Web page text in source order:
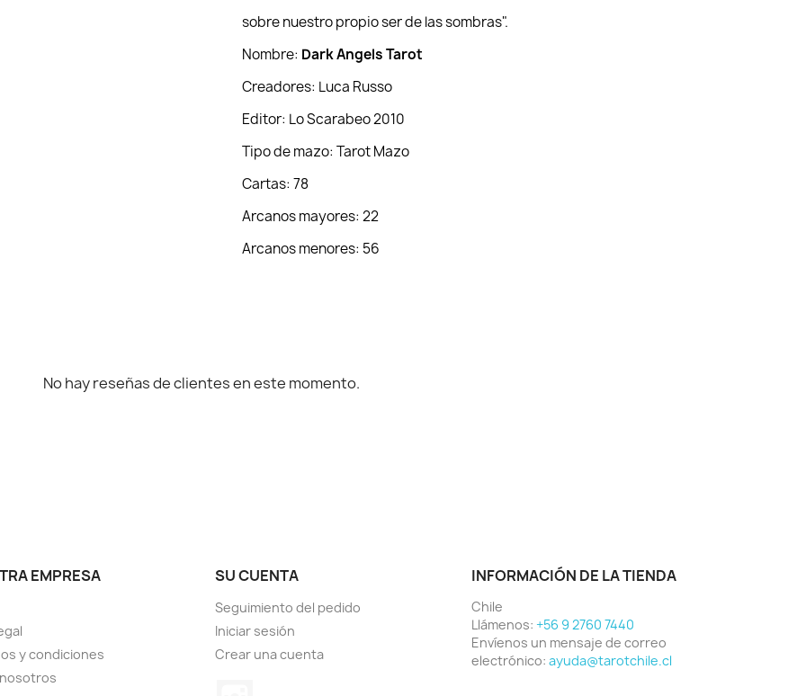
sobre nuestro propio ser de las sombras".
Nombre: Dark Angels Tarot
Creadores: Luca Russo
Editor: Lo Scarabeo 2010
Tipo de mazo: Tarot Mazo
Cartas: 78
Arcanos mayores: 22
Arcanos menores: 56
No hay reseñas de clientes en este momento.
EMPRESA
y condiciones
SU CUENTA
Seguimiento del pedido
Iniciar sesión
Crear una cuenta
INFORMACIÓN DE LA TIENDA
Chile
Llámenos: +56 9 2760 7440
Envíenos un mensaje de correo
electrónico: ayuda@tarotchile.cl